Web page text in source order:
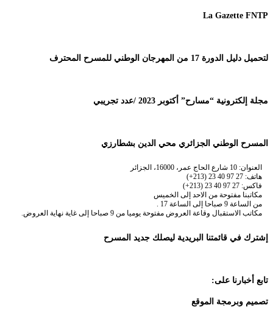
La Gazette FNTP
لتحميل دليل الدورة 17 من المهرجان الوطني للمسرح المحترف
مجلة إلكترونية “مسارح” أكتوبر 2023 /عدد تجريبي
المسرح الوطني الجزائري محي الدين بشطارزي
العنوان: 10 شارع الحاج عمر، 16000، الجزائر
هاتف: 27 97 40 23 (213+)
فاكس: 27 97 40 23 (213+)
مكاتبنا مفتوحة من الاحد إلى الخميس
من الساعة 9 صباحا إلى الساعة 17 .
مكاتب الاستقبال وقاعة العروض مفتوحة يوميا من 9 صباحا إلى غاية نهاية العروض.
إشترك في قائمتنا البريدية ليصلك جديد المسرح
تابع أخبارنا على:
تصميم وبرمجة الموقع